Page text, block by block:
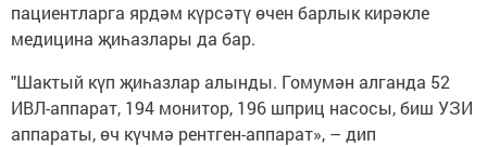
пациентларга ярдәм күрсәтү өчен барлык кирәкле
медицина җиһазлары да бар.
"Шактый күп җиһазлар алынды. Гомумән алганда 52
ИВЛ-аппарат, 194 монитор, 196 шприц насосы, биш УЗИ
аппараты, өч күчмә рентген-аппарат», – дип